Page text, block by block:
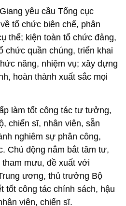
yêu cầu Tổng cục
tổ chức biên chế, phân
thể; kiện toàn tổ chức đảng,
chức quần chúng, triển khai
năng, nhiệm vụ; xây dựng
hoàn thành xuất sắc mọi
làm tốt công tác tư tưởng,
chiến sĩ, nhân viên, sẵn
nghiêm sự phân công,
Chủ động nắm bắt tâm tư,
mưu, đề xuất với
ương, thủ trưởng Bộ
tốt công tác chính sách, hậu
viên, chiến sĩ.